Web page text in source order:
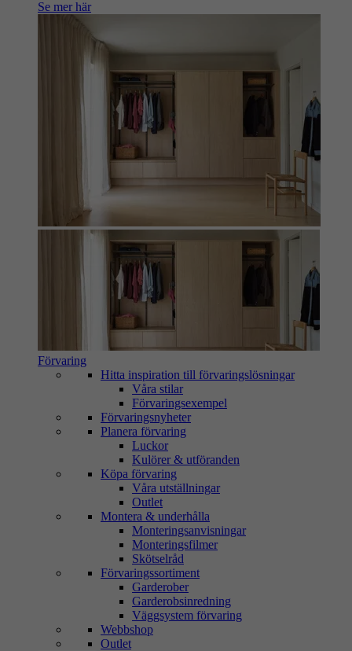
Se mer här
Förvaring
Hitta inspiration till förvaringslösningar
Våra stilar
Förvaringsexempel
Förvaringsnyheter
Planera förvaring
Luckor
Kulörer & utföranden
Köpa förvaring
Våra utställningar
Outlet
Montera & underhålla
Monteringsanvisningar
Monteringsfilmer
Skötselråd
Förvaringssortiment
Garderober
Garderobsinredning
Väggsystem förvaring
Webbshop
Outlet